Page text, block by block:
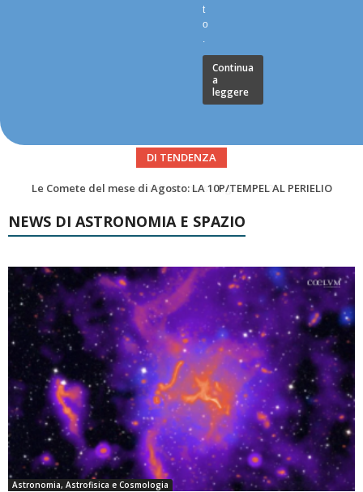
t
o
.
Continua
a
leggere
DI TENDENZA
Asteroidi del mese Agosto 2026
NEWS DI ASTRONOMIA E SPAZIO
Astronomia, Astrofisica e Cosmologia